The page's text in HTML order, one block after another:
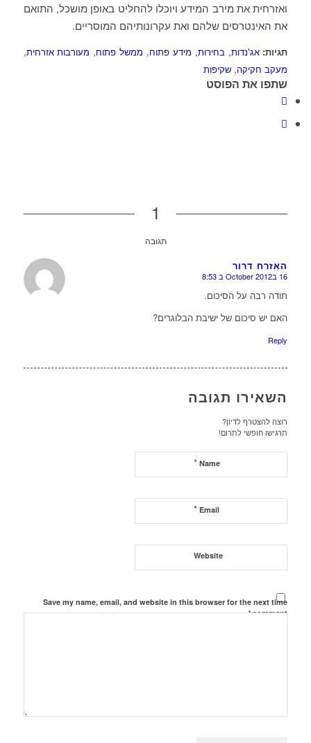
ואזרחית את מירב המידע ויוכלו להחליט באופן מושכל, התואם
את האינטרסים שלהם ואת עקרונותיהם המוסריים.
תגיות: אג'נדות,בחירות, מידע פתוח, ממשל פתוח, מעורבות אזרחית,
מעקב חקיקה, שקיפות
שתפו את הפוסט
1
תגובה
האזרח דרור
16 בOctober 2012 ב 8:53
תודה רבה על הסיכום.
האם יש סיכום של ישיבת הבלוגרים?
Reply
השאירו תגובה
רוצה להצטרף לדיון?
תרגישו חופשי לתרום!
Name
*
Email
*
Website
Save my name, email, and website in this browser for the next time
I comment.